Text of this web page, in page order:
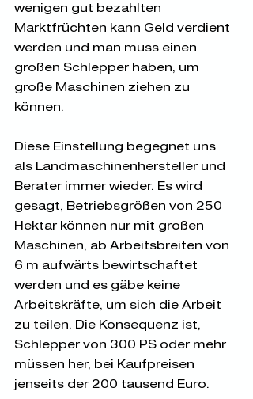
wenigen gut bezahlten
Marktfrüchten kann Geld verdient
werden und man muss einen
großen Schlepper haben, um
große Maschinen ziehen zu
können.
Diese Einstellung begegnet uns
als Landmaschinenhersteller und
Berater immer wieder. Es wird
gesagt, Betriebsgrößen von 250
Hektar können nur mit großen
Maschinen, ab Arbeitsbreiten von
6 m aufwärts bewirtschaftet
werden und es gäbe keine
Arbeitskräfte, um sich die Arbeit
zu teilen. Die Konsequenz ist,
Schlepper von 300 PS oder mehr
müssen her, bei Kaufpreisen
jenseits der 200 tausend Euro.